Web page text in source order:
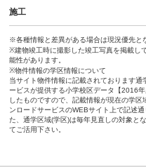
施工
※各種情報と差異がある場合は現況優先と
※建物竣工時に撮影した竣工写真を掲載し
能性があります。
※物件情報の学区情報について
当サイト物件情報に記載されております
ービスが提供する小学校区データ【2016
したものですので、記載情報が現在の学
ンロードサービスのWEBサイト上で記述
た、通学区域(学区)は毎年見直しの対象と
てご活用下さい。